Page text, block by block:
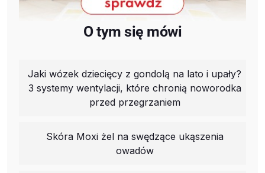
O tym się mówi
Jaki wózek dziecięcy z gondolą na lato i upały?
3 systemy wentylacji, które chronią noworodka
przed przegrzaniem
Skóra Moxi żel na swędzące ukąszenia
owadów